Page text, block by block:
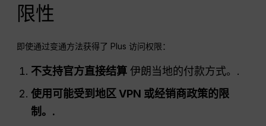
限性
即使通过变通方法获得了 Plus 访问权限：
不支持官方直接结算 伊朗当地的付款方式。.
使用可能受到地区 VPN 或经销商政策的限
制。.